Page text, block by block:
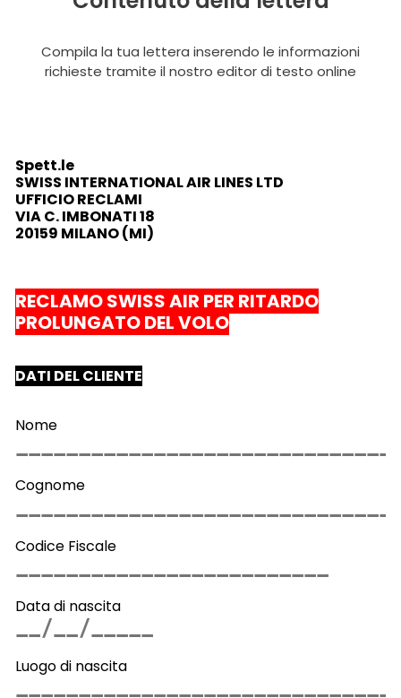
Compila la tua lettera inserendo le informazioni
richieste tramite il nostro editor di testo online
Spett.le
SWISS INTERNATIONAL AIR LINES LTD
UFFICIO RECLAMI
VIA C. IMBONATI 18
20159 MILANO (MI)
RECLAMO SWISS AIR PER RITARDO
PROLUNGATO DEL VOLO
DATI DEL CLIENTE
Nome
Cognome
Codice Fiscale
Data di nascita
Luogo di nascita